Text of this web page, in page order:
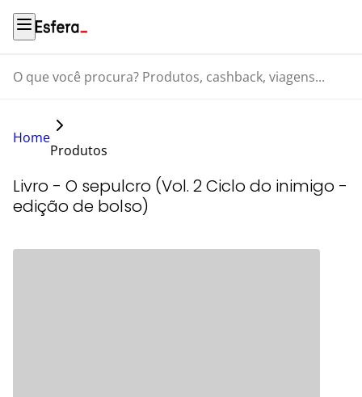
O que você procura? Produtos, cashback, viagens...
Home
Produtos
Livro - O sepulcro (Vol. 2 Ciclo do inimigo -
edição de bolso)